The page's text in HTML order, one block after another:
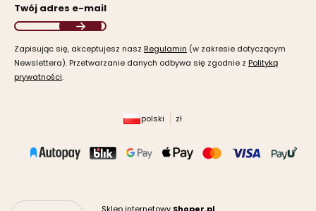
Twój adres e-mail
Zapisując się, akceptujesz nasz ​ Regulamin ​​​ (w zakresie dotyczącym
Newslettera). Przetwarzanie danych odbywa się zgodnie z ​ Polityką
prywatności​​​.
polski zł